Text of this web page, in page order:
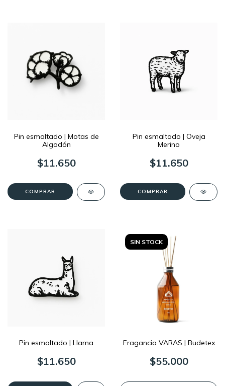
Pin esmaltado | Motas de
Algodón
$11.650
Pin esmaltado | Oveja
Merino
$11.650
COMPRAR
Pin esmaltado | Llama
$11.650
SIN STOCK
Fragancia VARAS | Budetex
$55.000